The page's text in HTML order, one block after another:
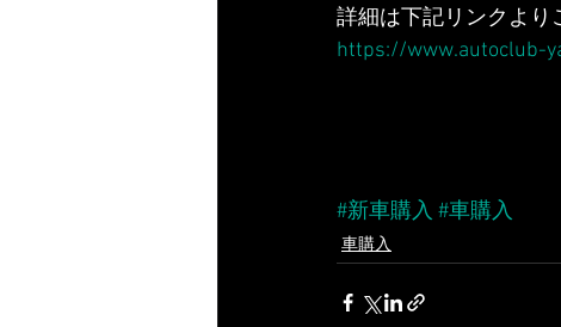
詳細は下記リンクより
https://www.autoclub-
#新車購入 #車購入
車購入